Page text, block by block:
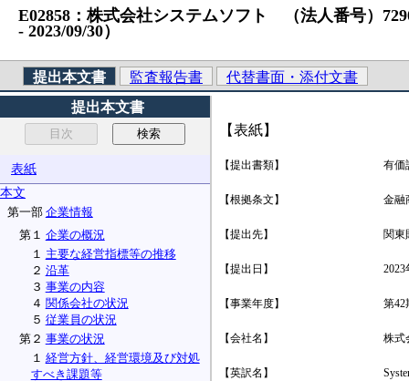
E02858：株式会社システムソフト （法人番号）
‐ 2023/09/30）
提出本文書 監査報告書
代替書面・添付文書
提出本文書